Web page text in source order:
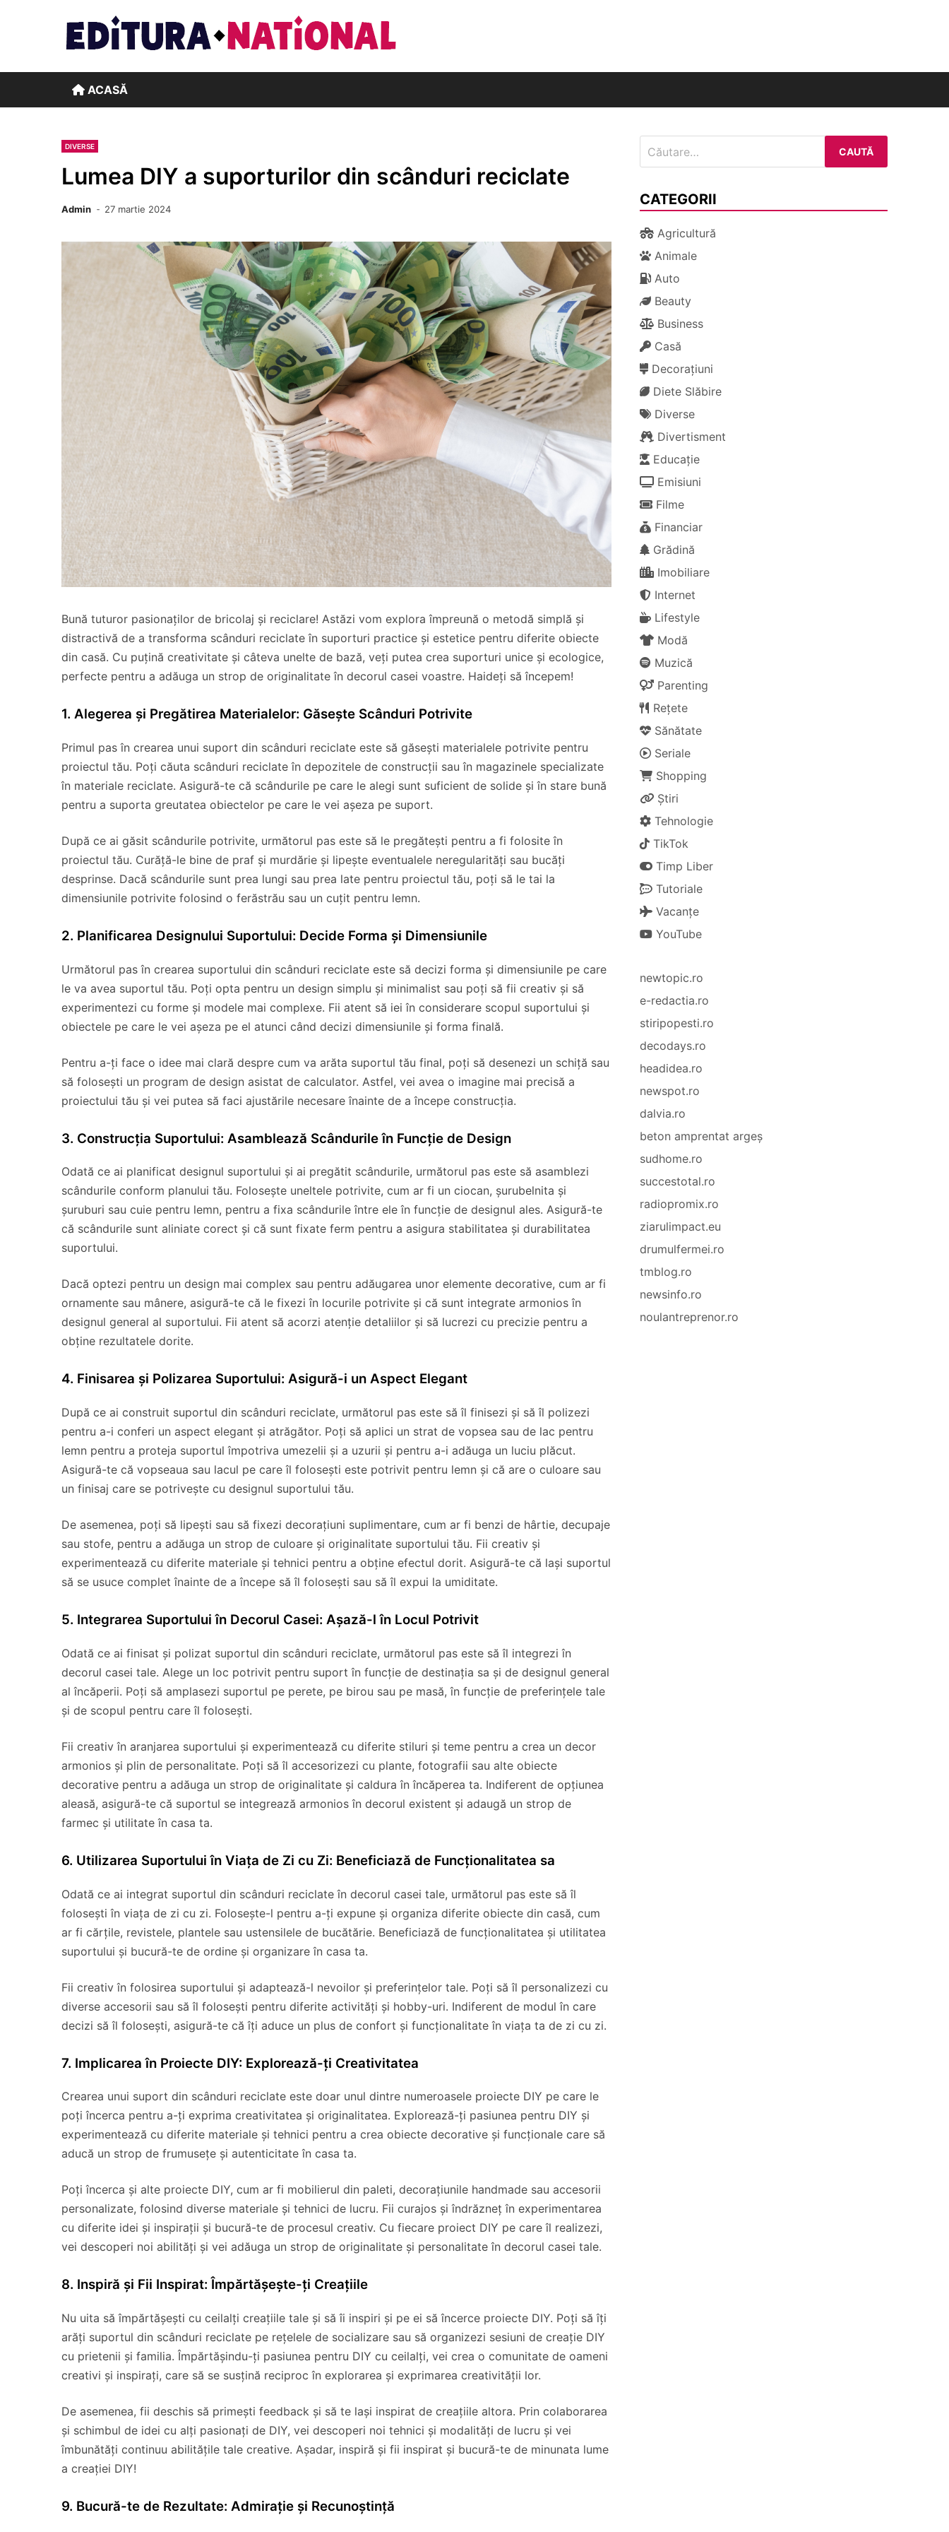
Editura Național
ACASĂ
DIVERSE
Lumea DIY a suporturilor din scânduri reciclate
Admin 27 martie 2024
Bună tuturor pasionaților de bricolaj și reciclare! Astăzi vom explora împreună o metodă simplă și
distractivă de a transforma scânduri reciclate în suporturi practice și estetice pentru diferite obiecte
din casă. Cu puțină creativitate și câteva unelte de bază, veți putea crea suporturi unice și ecologice,
perfecte pentru a adăuga un strop de originalitate în decorul casei voastre. Haideți să începem!
1. Alegerea și Pregătirea Materialelor: Găsește Scânduri Potrivite
Primul pas în crearea unui suport din scânduri reciclate este să găsești materialele potrivite pentru
proiectul tău. Poți căuta scânduri reciclate în depozitele de construcții sau în magazinele specializate
în materiale reciclate. Asigură-te că scândurile pe care le alegi sunt suficient de solide și în stare bună
pentru a suporta greutatea obiectelor pe care le vei așeza pe suport.
După ce ai găsit scândurile potrivite, următorul pas este să le pregătești pentru a fi folosite în
proiectul tău. Curăță-le bine de praf și murdărie și lipește eventualele neregularități sau bucăți
desprinse. Dacă scândurile sunt prea lungi sau prea late pentru proiectul tău, poți să le tai la
dimensiunile potrivite folosind o ferăstrău sau un cuțit pentru lemn.
2. Planificarea Designului Suportului: Decide Forma și Dimensiunile
Următorul pas în crearea suportului din scânduri reciclate este să decizi forma și dimensiunile pe care
le va avea suportul tău. Poți opta pentru un design simplu și minimalist sau poți să fii creativ și să
experimentezi cu forme și modele mai complexe. Fii atent să iei în considerare scopul suportului și
obiectele pe care le vei așeza pe el atunci când decizi dimensiunile și forma finală.
Pentru a-ți face o idee mai clară despre cum va arăta suportul tău final, poți să desenezi un schiță sau
să folosești un program de design asistat de calculator. Astfel, vei avea o imagine mai precisă a
proiectului tău și vei putea să faci ajustările necesare înainte de a începe construcția.
3. Construcția Suportului: Asamblează Scândurile în Funcție de Design
Odată ce ai planificat designul suportului și ai pregătit scândurile, următorul pas este să asamblezi
scândurile conform planului tău. Folosește uneltele potrivite, cum ar fi un ciocan, șurubelnita și
șuruburi sau cuie pentru lemn, pentru a fixa scândurile între ele în funcție de designul ales. Asigură-te
că scândurile sunt aliniate corect și că sunt fixate ferm pentru a asigura stabilitatea și durabilitatea
suportului.
Dacă optezi pentru un design mai complex sau pentru adăugarea unor elemente decorative, cum ar fi
ornamente sau mânere, asigură-te că le fixezi în locurile potrivite și că sunt integrate armonios în
designul general al suportului. Fii atent să acorzi atenție detaliilor și să lucrezi cu precizie pentru a
obține rezultatele dorite.
4. Finisarea și Polizarea Suportului: Asigură-i un Aspect Elegant
După ce ai construit suportul din scânduri reciclate, următorul pas este să îl finisezi și să îl polizezi
pentru a-i conferi un aspect elegant și atrăgător. Poți să aplici un strat de vopsea sau de lac pentru
lemn pentru a proteja suportul împotriva umezelii și a uzurii și pentru a-i adăuga un luciu plăcut.
Asigură-te că vopseaua sau lacul pe care îl folosești este potrivit pentru lemn și că are o culoare sau
un finisaj care se potrivește cu designul suportului tău.
De asemenea, poți să lipești sau să fixezi decorațiuni suplimentare, cum ar fi benzi de hârtie, decupaje
sau stofe, pentru a adăuga un strop de culoare și originalitate suportului tău. Fii creativ și
experimentează cu diferite materiale și tehnici pentru a obține efectul dorit. Asigură-te că lași suportul
să se usuce complet înainte de a începe să îl folosești sau să îl expui la umiditate.
5. Integrarea Suportului în Decorul Casei: Așază-l în Locul Potrivit
Odată ce ai finisat și polizat suportul din scânduri reciclate, următorul pas este să îl integrezi în
decorul casei tale. Alege un loc potrivit pentru suport în funcție de destinația sa și de designul general
al încăperii. Poți să amplasezi suportul pe perete, pe birou sau pe masă, în funcție de preferințele tale
și de scopul pentru care îl folosești.
Fii creativ în aranjarea suportului și experimentează cu diferite stiluri și teme pentru a crea un decor
armonios și plin de personalitate. Poți să îl accesorizezi cu plante, fotografii sau alte obiecte
decorative pentru a adăuga un strop de originalitate și caldura în încăperea ta. Indiferent de opțiunea
aleasă, asigură-te că suportul se integrează armonios în decorul existent și adaugă un strop de
farmec și utilitate în casa ta.
6. Utilizarea Suportului în Viața de Zi cu Zi: Beneficiază de Funcționalitatea sa
Odată ce ai integrat suportul din scânduri reciclate în decorul casei tale, următorul pas este să îl
folosești în viața de zi cu zi. Folosește-l pentru a-ți expune și organiza diferite obiecte din casă, cum
ar fi cărțile, revistele, plantele sau ustensilele de bucătărie. Beneficiază de funcționalitatea și utilitatea
suportului și bucură-te de ordine și organizare în casa ta.
Fii creativ în folosirea suportului și adaptează-l nevoilor și preferințelor tale. Poți să îl personalizezi cu
diverse accesorii sau să îl folosești pentru diferite activități și hobby-uri. Indiferent de modul în care
decizi să îl folosești, asigură-te că îți aduce un plus de confort și funcționalitate în viața ta de zi cu zi.
7. Implicarea în Proiecte DIY: Explorează-ți Creativitatea
Crearea unui suport din scânduri reciclate este doar unul dintre numeroasele proiecte DIY pe care le
poți încerca pentru a-ți exprima creativitatea și originalitatea. Explorează-ți pasiunea pentru DIY și
experimentează cu diferite materiale și tehnici pentru a crea obiecte decorative și funcționale care să
aducă un strop de frumusețe și autenticitate în casa ta.
Poți încerca și alte proiecte DIY, cum ar fi mobilierul din paleti, decorațiunile handmade sau accesorii
personalizate, folosind diverse materiale și tehnici de lucru. Fii curajos și îndrăzneț în experimentarea
cu diferite idei și inspirații și bucură-te de procesul creativ. Cu fiecare proiect DIY pe care îl realizezi,
vei descoperi noi abilități și vei adăuga un strop de originalitate și personalitate în decorul casei tale.
8. Inspiră și Fii Inspirat: Împărtășește-ți Creațiile
Nu uita să împărtășești cu ceilalți creațiile tale și să îi inspiri și pe ei să încerce proiecte DIY. Poți să îți
arăți suportul din scânduri reciclate pe rețelele de socializare sau să organizezi sesiuni de creație DIY
cu prietenii și familia. Împărtășindu-ți pasiunea pentru DIY cu ceilalți, vei crea o comunitate de oameni
creativi și inspirați, care să se susțină reciproc în explorarea și exprimarea creativității lor.
De asemenea, fii deschis să primești feedback și să te lași inspirat de creațiile altora. Prin colaborarea
și schimbul de idei cu alți pasionați de DIY, vei descoperi noi tehnici și modalități de lucru și vei
îmbunătăți continuu abilitățile tale creative. Așadar, inspiră și fii inspirat și bucură-te de minunata lume
a creației DIY!
9. Bucură-te de Rezultate: Admirație și Recunoștință
după:
CATEGORII
Agricultură
Animale
Auto
Beauty
Business
Casă
Decorațiuni
Diete Slăbire
Diverse
Divertisment
Educație
Emisiuni
Filme
Financiar
Grădină
Imobiliare
Internet
Lifestyle
Modă
Muzică
Parenting
Rețete
Sănătate
Seriale
Shopping
Știri
Tehnologie
TikTok
Timp Liber
Tutoriale
Vacanțe
YouTube
newtopic.ro
e-redactia.ro
stiripopesti.ro
decodays.ro
headidea.ro
newspot.ro
dalvia.ro
beton amprentat argeș
sudhome.ro
succestotal.ro
radiopromix.ro
ziarulimpact.eu
drumulfermei.ro
tmblog.ro
newsinfo.ro
noulantreprenor.ro